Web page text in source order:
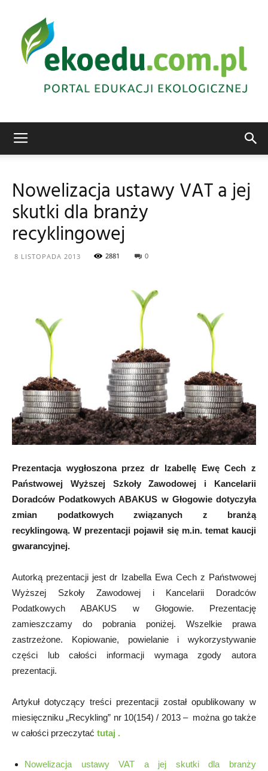
ekologiczna
Abrys
Nowelizacja ustawy VAT a jej
skutki dla branży
recyklingowej
8 LISTOPADA 2013 2881 0
Prezentacja wygłoszona przez dr Izabellę Ewę Cech z
Państwowej Wyższej Szkoły Zawodowej i Kancelarii
Doradców Podatkowych ABAKUS w Głogowie dotyczyła
zmian podatkowych związanych z branżą
recyklingową. W prezentacji pojawił się m.in. temat kaucji
gwarancyjnej.
Autorką prezentacji jest dr Izabella Ewa Cech z Państwowej
Wyższej Szkoły Zawodowej i Kancelarii Doradców
Podatkowych ABAKUS w Głogowie. Prezentację
zamieszczamy do pobrania poniżej. Wszelkie prawa
zastrzeżone. Kopiowanie, powielanie i wykorzystywanie
części lub całości informacji wymaga zgody autora
prezentacji.
Artykuł dotyczący treści prezentacji został opublikowany w
miesięczniku „Recykling” nr 10(154) / 2013 – można go także
w całości przeczytać tutaj .
Nowelizacja ustawy VAT a jej skutki dla branży